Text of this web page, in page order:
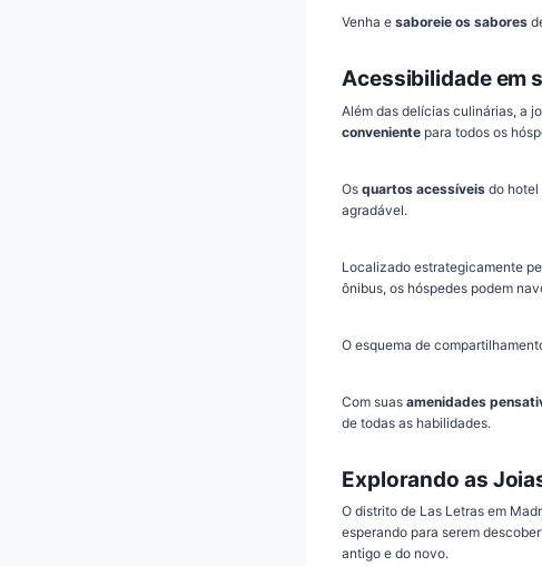
Venha e saboreie os sabores
Acessibilidade em
Além das delícias culinárias, a
conveniente para todos os
Os quartos acessíveis do hotel
agradável.
Localizado estrategicamente
ônibus, os hóspedes podem
O esquema de
Com suas amenidades
de todas as habilidades.
Explorando as
O distrito de Las Letras em
esperando para serem
antigo e do novo.